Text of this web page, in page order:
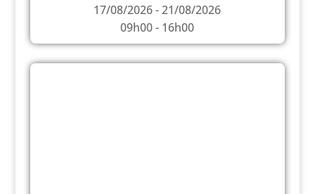
17/08/2026 - 21/08/2026
09h00 - 16h00